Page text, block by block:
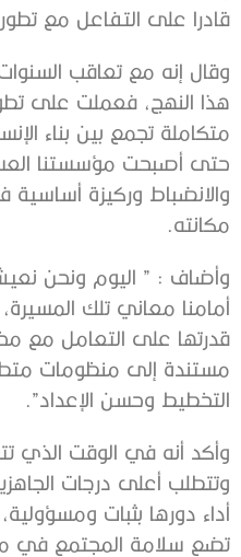
قادرا على التفاعل مع
وقال إنه مع تعاقب
هذا النهج، فعملت على
متكاملة تجمع بين بناء
حتى أصبحت مؤسستنا
والانضباط وركيزة
مكانته.
وأضاف : ” اليوم ونحن
أمامنا معاني تلك
قدرتها على التعامل مع
مستندة إلى منظومات
التخطيط وحسن الإعداد”.
وأكد أنه في الوقت الذي
وتتطلب أعلى درجات
أداء دورها بثبات
تضع سلامة المجتمع في